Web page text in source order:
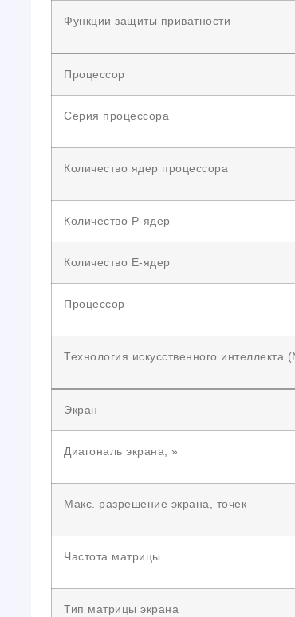
Функции защиты приватности
Процессор
Серия процессора
Количество ядер процессора
Количество P-ядер
Количество E-ядер
Процессор
Технология искусственного интеллекта
Экран
Диагональ экрана, »
Макс. разрешение экрана, точек
Частота матрицы
Тип матрицы экрана